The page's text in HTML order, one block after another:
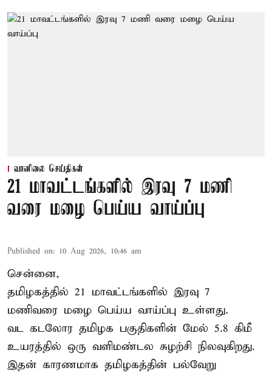
வானிலை செய்திகள்
21 மாவட்டங்களில் இரவு 7 மணி
வரை மழை பெய்ய வாய்ப்பு
Published on: 10 Aug 2026, 10:46 am
சென்னை,
தமிழகத்தில் 21 மாவட்டங்களில் இரவு 7
மணிவரை மழை பெய்ய வாய்ப்பு உள்ளது.
வட கடலோர தமிழக பகுதிகளின் மேல் 5.8 கிமீ
உயரத்தில் ஒரு வளிமண்டல சுழற்சி நிலவுகிறது.
இதன் காரணமாக தமிழகத்தின் பல்வேறு